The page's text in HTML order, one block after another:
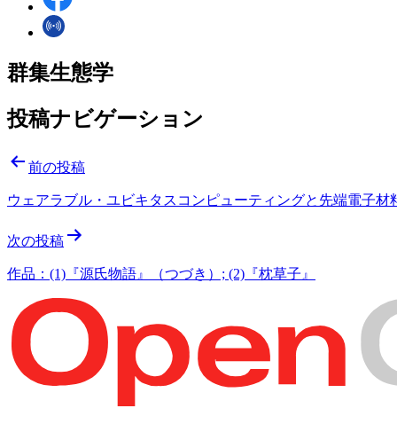
群集生態学
投稿ナビゲーション
前の投稿
ウェアラブル・ユビキタスコンピューティングと先端電子材
次の投稿
作品：(1)『源氏物語』（つづき）; (2)『枕草子』